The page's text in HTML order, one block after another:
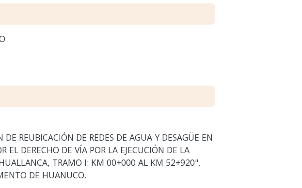
REUBICACIÓN DE REDES DE AGUA Y DESAGÜE EN
EL DERECHO DE VÍA POR LA EJECUCIÓN DE LA
TRAMO I: KM 00+000 AL KM 52+920",
DE HUANUCO.